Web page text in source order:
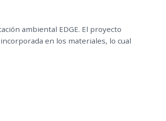
ambiental EDGE. El proyecto
en los materiales, lo cual